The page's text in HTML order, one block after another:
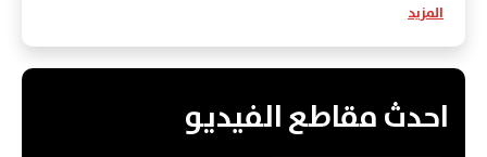
المزيد
احدث مقاطع الفيديو